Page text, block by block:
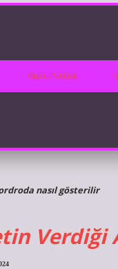
Gizlilik Politikası
nasıl gösterilir
Verdiği